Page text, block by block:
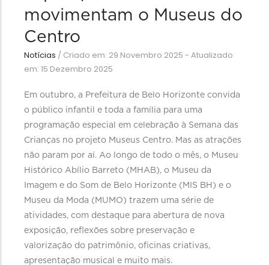
movimentam o Museus do
Centro
Notícias / Criado em: 29 Novembro 2025 - Atualizado
em: 15 Dezembro 2025
Em outubro, a Prefeitura de Belo Horizonte convida
o público infantil e toda a família para uma
programação especial em celebração à Semana das
Crianças no projeto Museus Centro. Mas as atrações
não param por aí. Ao longo de todo o mês, o Museu
Histórico Abílio Barreto (MHAB), o Museu da
Imagem e do Som de Belo Horizonte (MIS BH) e o
Museu da Moda (MUMO) trazem uma série de
atividades, com destaque para abertura de nova
exposição, reflexões sobre preservação e
valorização do patrimônio, oficinas criativas,
apresentação musical e muito mais.